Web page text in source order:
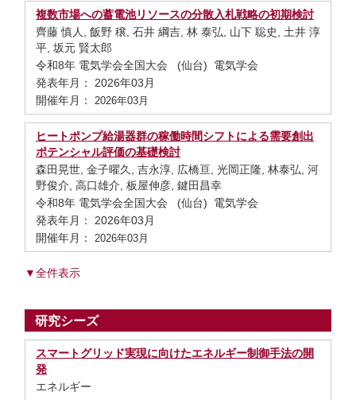
複数市場への蓄電池リソースの分散入札戦略の初期検討
齊藤 慎人, 飯野 穣, 石井 綱吉, 林 泰弘, 山下 聡史, 土井 淳
平, 坂元 賢太郎
令和8年 電気学会全国大会 (仙台) 電気学会
発表年月： 2026年03月
開催年月： 2026年03月
ヒートポンプ給湯器群の稼働時間シフトによる需要創出
ポテンシャル評価の基礎検討
森田晃世, 金子曜久, 吉永淳, 広橋亘, 光岡正隆, 林泰弘, 河
野俊介, 高口雄介, 板屋伸彦, 鍵田昌幸
令和8年 電気学会全国大会 (仙台) 電気学会
発表年月： 2026年03月
開催年月： 2026年03月
▼全件表示
研究シーズ
スマートグリッド実現に向けたエネルギー制御手法の開
発
エネルギー